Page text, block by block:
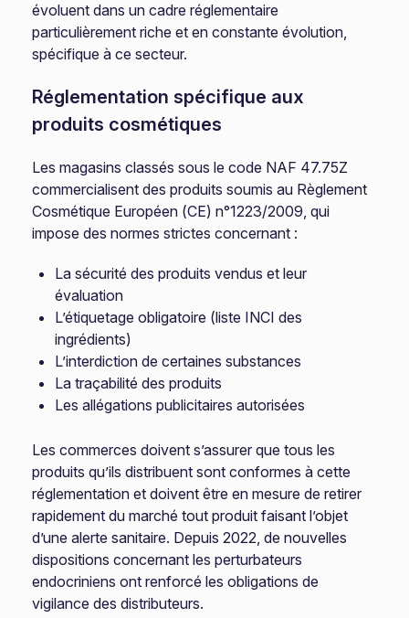
évoluent dans un cadre réglementaire
particulièrement riche et en constante évolution,
spécifique à ce secteur.
Réglementation spécifique aux
produits cosmétiques
Les magasins classés sous le code NAF 47.75Z
commercialisent des produits soumis au Règlement
Cosmétique Européen (CE) n°1223/2009, qui
impose des normes strictes concernant :
La sécurité des produits vendus et leur
évaluation
L’étiquetage obligatoire (liste INCI des
ingrédients)
L’interdiction de certaines substances
La traçabilité des produits
Les allégations publicitaires autorisées
Les commerces doivent s’assurer que tous les
produits qu’ils distribuent sont conformes à cette
réglementation et doivent être en mesure de retirer
rapidement du marché tout produit faisant l’objet
d’une alerte sanitaire. Depuis 2022, de nouvelles
dispositions concernant les perturbateurs
endocriniens ont renforcé les obligations de
vigilance des distributeurs.